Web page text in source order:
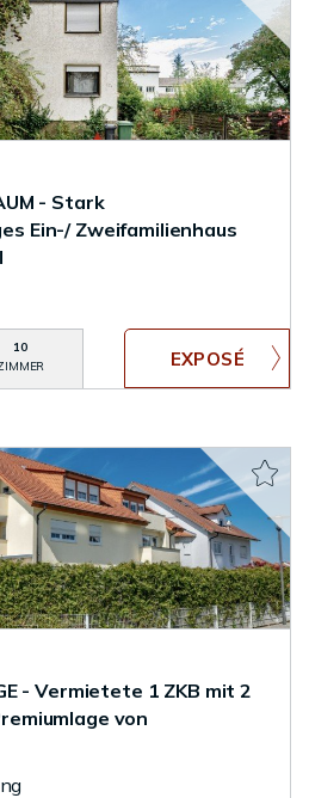
- Stark
Ein-/ Zweifamilienhaus
10
- Vermietete 1 ZKB mit 2
von